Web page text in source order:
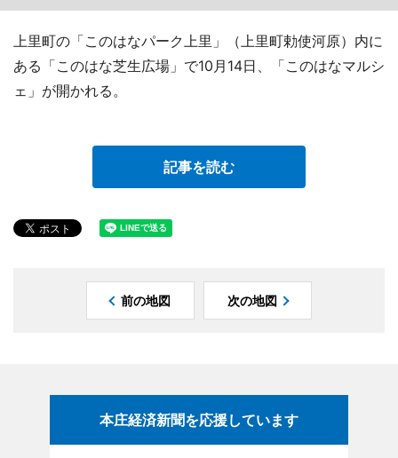
上里町の「このはなパーク上里」（上里町勅使河原）内に
ある「このはな芝生広場」で10月14日、「このはなマルシ
ェ」が開かれる。
記事を読む
前の地図 次の地図
本庄経済新聞を応援しています